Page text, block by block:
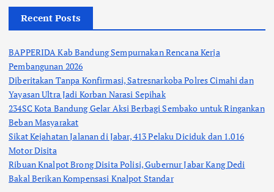
Recent Posts
BAPPERIDA Kab Bandung Sempurnakan Rencana Kerja
Pembangunan 2026
Diberitakan Tanpa Konfirmasi, Satresnarkoba Polres Cimahi dan
Yayasan Ultra Jadi Korban Narasi Sepihak
234SC Kota Bandung Gelar Aksi Berbagi Sembako untuk Ringankan
Beban Masyarakat
Sikat Kejahatan Jalanan di Jabar, 413 Pelaku Diciduk dan 1.016
Motor Disita
Ribuan Knalpot Brong Disita Polisi, Gubernur Jabar Kang Dedi
Bakal Berikan Kompensasi Knalpot Standar